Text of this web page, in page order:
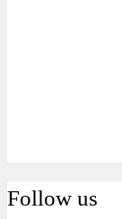
Follow us